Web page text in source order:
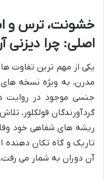
خشونت، ترس و
اصلی: چرا دیزنی
یکی از مهم ترین تفاوت
مدرن، به ویژه نسخه
جنسی موجود در روایت
گردآورندگان فولکلور،
ریشه های شفاهی خود
تاریک و گاه تکان دهنده
آن دوران به شمار می رفت.